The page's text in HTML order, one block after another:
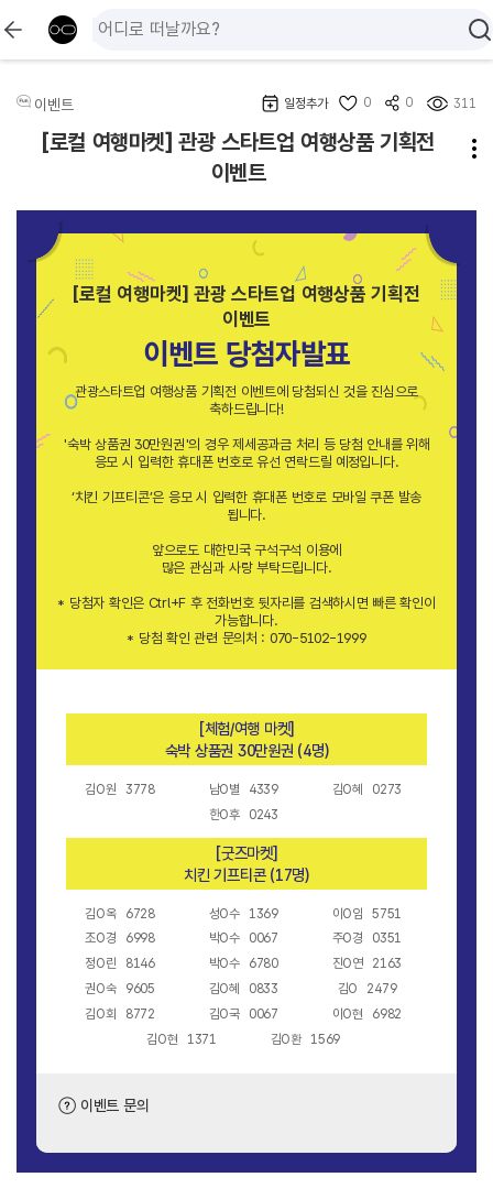
일정추가 0 0 311
이벤트
[로컬 여행마켓] 관광 스타트업 여행상품 기획전
이벤트
[로컬 여행마켓] 관광 스타트업 여행상품 기획전
이벤트
이벤트 당첨자발표
관광스타트업 여행상품 기획전 이벤트에 당첨되신 것을 진심으로
축하드립니다!
'숙박 상품권 30만원권'의 경우 제세공과금 처리 등 당첨 안내를 위해
응모 시 입력한 휴대폰 번호로 유선 연락드릴 예정입니다.
‘치킨 기프티콘’은 응모 시 입력한 휴대폰 번호로 모바일 쿠폰 발송
됩니다.
앞으로도 대한민국 구석구석 이용에
많은 관심과 사랑 부탁드립니다.
* 당첨자 확인은 Ctrl+F 후 전화번호 뒷자리를 검색하시면 빠른 확인이
가능합니다.
* 당첨 확인 관련 문의처 : 070-5102-1999
[체험/여행 마켓]
숙박 상품권 30만원권 (4명)
김O원 3778 남O별 4339 김O혜
0273
한O후
0243
[굿즈마켓]
치킨 기프티콘 (17명)
김O옥 6728 성O수 1369 이O임
5751
조O경
6998 박O수 0067 주O경
0351
정O린
8146 박O수 6780 진O연
2163
권O숙
9605 김O혜 0833 김O
2479
김O회
8772 김O국 0067 이O현
6982
김O현
1371 김O환 1569
이벤트 문의